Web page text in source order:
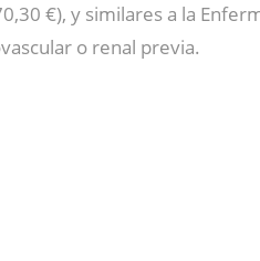
€), y similares a la
o renal previa.